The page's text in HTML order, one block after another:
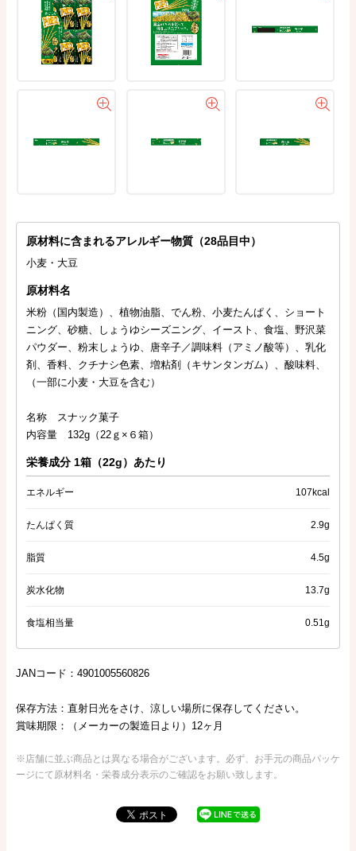
原材料に含まれるアレルギー物質（28品目中）
小麦・大豆
原材料名
米粉（国内製造）、植物油脂、でん粉、小麦たんぱく、ショート
ニング、砂糖、しょうゆシーズニング、イースト、食塩、野沢菜
パウダー、粉末しょうゆ、唐辛子／調味料（アミノ酸等）、乳化
剤、香料、クチナシ色素、増粘剤（キサンタンガム）、酸味料、
（一部に小麦・大豆を含む）
名称 スナック菓子
内容量 132g（22ｇ×６箱）
栄養成分 1箱（22g）あたり
エネルギー 107kcal
たんぱく質 2.9g
脂質 4.5g
炭水化物 13.7g
食塩相当量 0.51g
JANコード：4901005560826
保存方法：直射日光をさけ、涼しい場所に保存してください。
賞味期限：（メーカーの製造日より）12ヶ月
※店舗に並ぶ商品とは異なる場合がございます。必ず、お手元の商品パッケ
ージにて原材料名・栄養成分表示のご確認をお願い致します。